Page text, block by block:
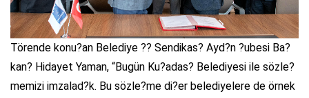
Törende konu?an Belediye ?? Sendikas? Ayd?n ?ubesi Ba?
kan? Hidayet Yaman, “Bugün Ku?adas? Belediyesi ile sözle?
memizi imzalad?k. Bu sözle?me di?er belediyelere de örnek